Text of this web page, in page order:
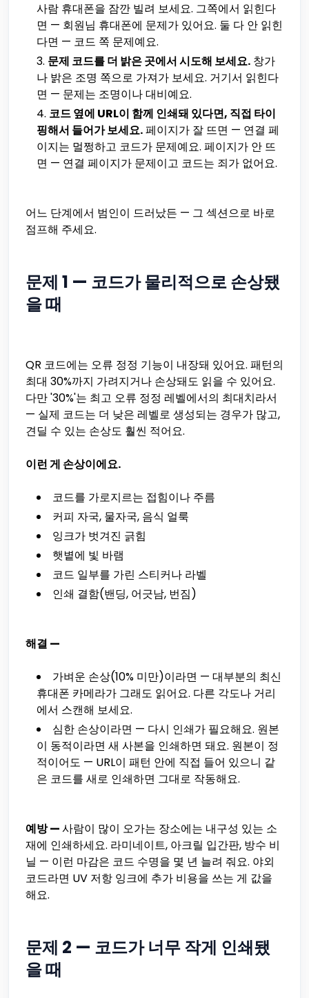
사람 휴대폰을 잠깐 빌려 보세요. 그쪽에서 읽힌다
면 — 회원님 휴대폰에 문제가 있어요. 둘 다 안 읽힌
다면 — 코드 쪽 문제예요.
문제 코드를 더 밝은 곳에서 시도해 보세요. 창가
나 밝은 조명 쪽으로 가져가 보세요. 거기서 읽힌다
면 — 문제는 조명이나 대비예요.
코드 옆에 URL이 함께 인쇄돼 있다면, 직접 타이
핑해서 들어가 보세요.페이지가 잘 뜨면 — 연결 페
이지는 멀쩡하고 코드가 문제예요. 페이지가 안 뜨
면 — 연결 페이지가 문제이고 코드는 죄가 없어요.
어느 단계에서 범인이 드러났든 — 그 섹션으로 바로
점프해 주세요.
문제 1 — 코드가 물리적으로 손상됐
을 때
QR 코드에는 오류 정정 기능이 내장돼 있어요. 패턴의
최대 30%까지 가려지거나 손상돼도 읽을 수 있어요.
다만 '30%'는 최고 오류 정정 레벨에서의 최대치라서
— 실제 코드는 더 낮은 레벨로 생성되는 경우가 많고,
견딜 수 있는 손상도 훨씬 적어요.
이런 게 손상이에요.
코드를 가로지르는 접힘이나 주름
커피 자국, 물자국, 음식 얼룩
잉크가 벗겨진 긁힘
햇볕에 빛 바램
코드 일부를 가린 스티커나 라벨
인쇄 결함(밴딩, 어긋남, 번짐)
해결 —
가벼운 손상(10% 미만)이라면 — 대부분의 최신
휴대폰 카메라가 그래도 읽어요. 다른 각도나 거리
에서 스캔해 보세요.
심한 손상이라면 — 다시 인쇄가 필요해요. 원본
이 동적이라면 새 사본을 인쇄하면 돼요. 원본이 정
적이어도 — URL이 패턴 안에 직접 들어 있으니 같
은 코드를 새로 인쇄하면 그대로 작동해요.
예방 —사람이 많이 오가는 장소에는 내구성 있는 소
재에 인쇄하세요. 라미네이트, 아크릴 입간판, 방수 비
닐 — 이런 마감은 코드 수명을 몇 년 늘려 줘요. 야외
코드라면 UV 저항 잉크에 추가 비용을 쓰는 게 값을
해요.
문제 2 — 코드가 너무 작게 인쇄됐
을 때